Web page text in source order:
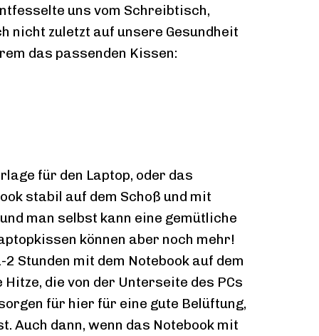
uns vom Schreibtisch,
nicht zuletzt auf unsere Gesundheit
das passenden Kissen:
für den Laptop, oder das
stabil auf dem Schoß und mit
man selbst kann eine gemütliche
können aber noch mehr!
Stunden mit dem Notebook auf dem
die von der Unterseite des PCs
für hier für eine gute Belüftung,
Auch dann, wenn das Notebook mit